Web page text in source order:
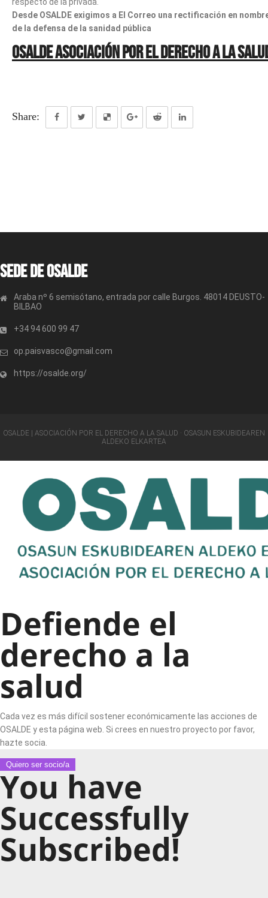
respecto de la privada.
Desde OSALDE exigimos a El Correo una rectificación en
de la defensa de la sanidad pública
Osalde Asociación por el Derecho a la
Share:
Sede de OSALDE
Araba nº 6 semisótano, entrada por calle Burgos. 48014 DEUSTO-
BILBAO
+34 94 600 99 47
op.paisvasco@gmail.com
https://osalde.org/
OSALDE | ASOCIACIÓN POR EL DERECHO A LA SALUD · OSASUN ESKUBIDEAREN
ALDEKO ELKARTEA
Defiende el
derecho a la
salud
Cada vez es más difícil sostener económicamente las acciones de
OSALDE y esta página web. Si crees en nuestro proyecto por favor,
hazte socia.
Quiero ser socio/a
You have
Successfully
Subscribed!